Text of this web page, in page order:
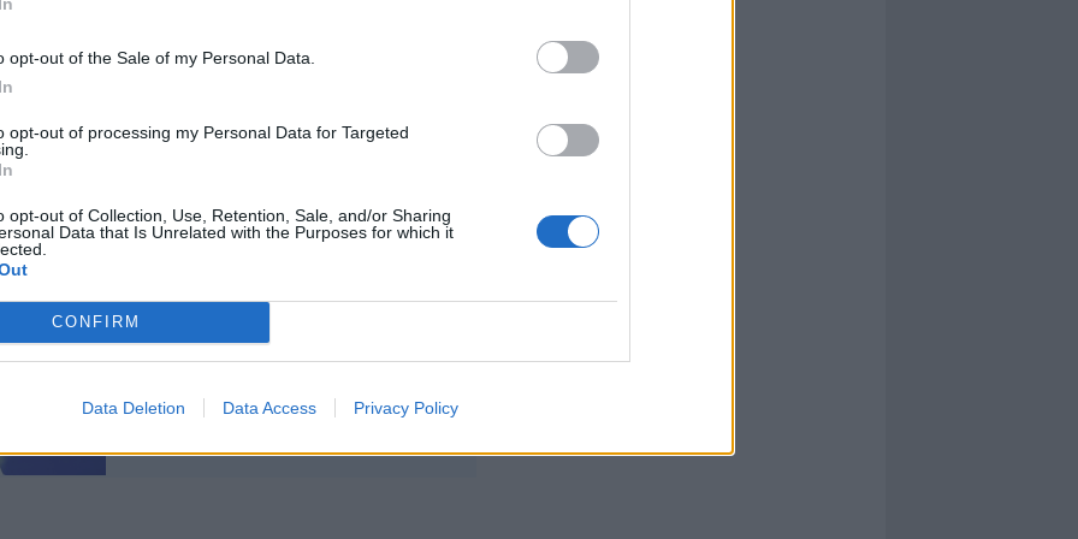
opt-out of the Sale of my Personal Data.
opt-out of processing my Personal Data for Targeted
opt-out of Collection, Use, Retention, Sale, and/or Sharing
Data that Is Unrelated with the Purposes for which it
CONFIRM
Data Deletion Data Access Privacy Policy
che a loro volta utilizzano i propri
dovendo però fare i conti allo stesso
con il costante rialzo dei tassi da parte
Lagarde non molla, rialzo
dei tassi e stangata sui
mutui